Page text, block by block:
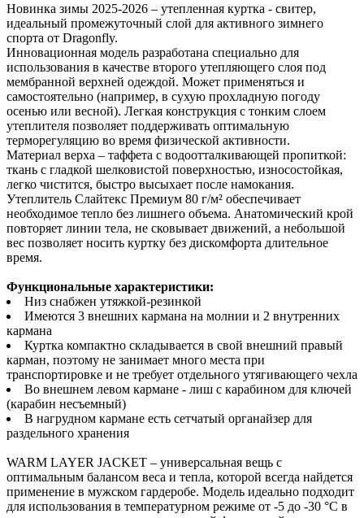
Новинка зимы 2025-2026 – утепленная куртка - свитер,
идеальный промежуточный слой для активного зимнего
спорта от Dragonfly.
Инновационная модель разработана специально для
использования в качестве второго утепляющего слоя под
мембранной верхней одеждой. Может применяться и
самостоятельно (например, в сухую прохладную погоду
осенью или весной). Легкая конструкция с тонким слоем
утеплителя позволяет поддерживать оптимальную
терморегуляцию во время физической активности.
Материал верха – таффета с водоотталкивающей пропиткой:
ткань с гладкой шелковистой поверхностью, износостойкая,
легко чистится, быстро высыхает после намокания.
Утеплитель Слайтекс Премиум 80 г/м² обеспечивает
необходимое тепло без лишнего объема. Анатомический крой
повторяет линии тела, не сковывает движений, а небольшой
вес позволяет носить куртку без дискомфорта длительное
время.
Функциональные характеристики:
Низ снабжен утяжкой-резинкой
Имеются 3 внешних кармана на молнии и 2 внутренних
кармана
Куртка компактно складывается в свой внешний правый
карман, поэтому не занимает много места при
транспортировке и не требует отдельного утягивающего чехла
Во внешнем левом кармане - лиш с карабином для ключей
(карабин несъемный)
В нагрудном кармане есть сетчатый органайзер для
раздельного хранения
WARM LAYER JACKET – универсальная вещь с
оптимальным балансом веса и тепла, которой всегда найдется
применение в мужском гардеробе. Модель идеально подходит
для использования в температурном режиме от -5 до -30 °C в